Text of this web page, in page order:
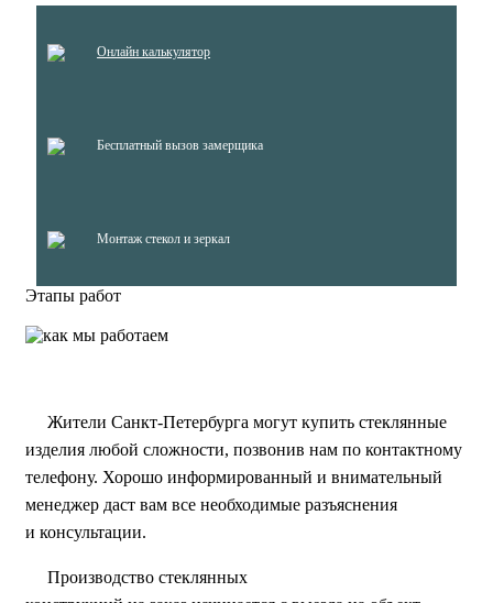
Онлайн калькулятор
Бесплатный вызов замерщика
Монтаж стекол и зеркал
Этапы работ
Жители Санкт-Петербурга могут купить стеклянные
изделия любой сложности, позвонив нам по контактному
телефону. Хорошо информированный и внимательный
менеджер даст вам все необходимые разъяснения
и консультации.
Производство стеклянных